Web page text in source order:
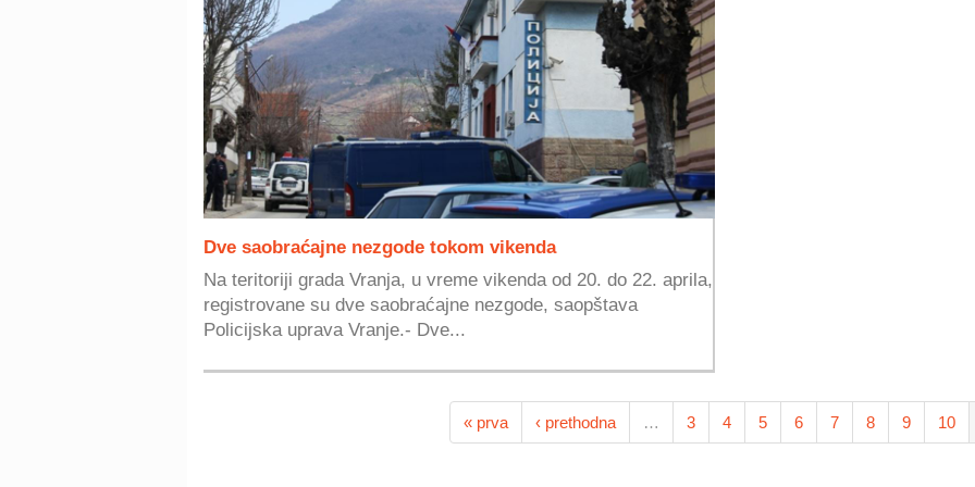
Dve saobraćajne nezgode tokom vikenda
Na teritoriji grada Vranja, u vreme vikenda od 20. do 22. aprila,
registrovane su dve saobraćajne nezgode, saopštava
Policijska uprava Vranje.- Dve...
« prva ‹ prethodna … 3 4 5 6 7 8 9 10